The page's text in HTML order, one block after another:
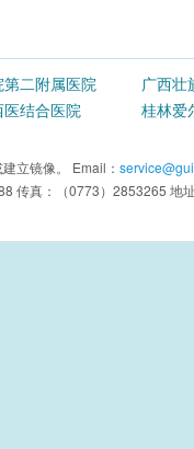
二附属医院
广西壮
院
结合医院 桂林爱
立镜像。 Email：
传真：（0773）2853265 地